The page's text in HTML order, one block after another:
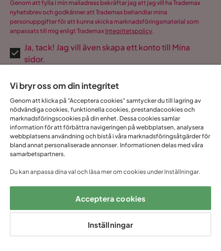
Genom att fylla i min mailadress bekräftar jag att jag vill ha Trademax
nyhetsbrev och godkänner att Trademax behandlar mina
personuppgifter för att kunna skicka marknadsföringsmaterial som
anpassats till mig enligt Trademax Integritetspolicy.
Ja, tack! Jag vill även skapa ett konto till Mina
sidor.
•Dina köp samlade på ett ställe
•Personliga erbjudanden online & i butik
•Kostnadsfritt och helt digitalt
Prisgaranti
köp
leverans
garanti
Sortiment & erbjudande
Vi bryr oss om din integritet
Genom att klicka på "Acceptera cookies" samtycker du till lagring av
nödvändiga cookies, funktionella cookies, prestandacookies och
marknadsföringscookies på din enhet. Dessa cookies samlar
information för att förbättra navigeringen på webbplatsen, analysera
webbplatsens användning och bistå i våra marknadsföringsåtgärder för
bland annat personaliserade annonser. Informationen delas med våra
samarbetspartners.
Du kan anpassa dina val och läsa mer om cookies under Inställningar.
Acceptera cookies
Inställningar